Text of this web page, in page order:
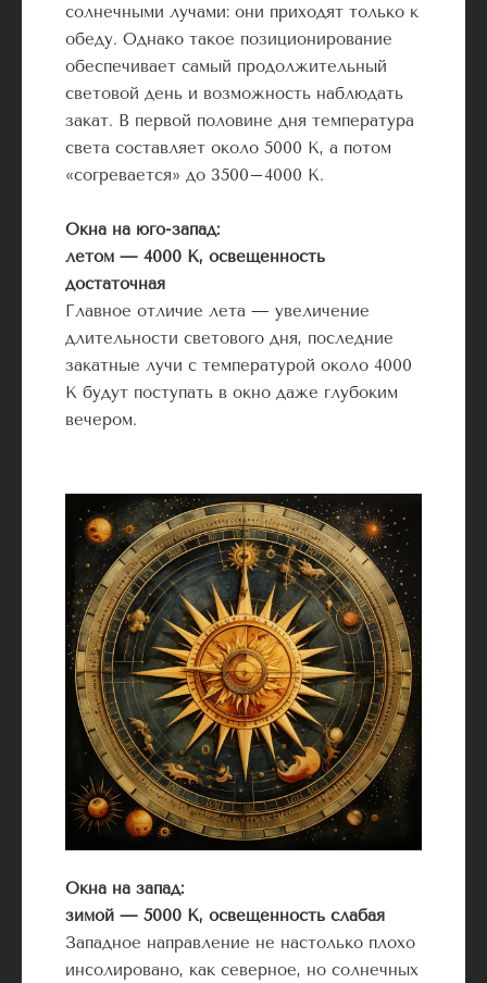
солнечными лучами: они приходят только к
обеду. Однако такое позиционирование
обеспечивает самый продолжительный
световой день и возможность наблюдать
закат. В первой половине дня температура
света составляет около 5000 К, а потом
«согревается» до 3500–4000 К.
Окна на юго-запад:
летом — 4000 К, освещенность
достаточная
Главное отличие лета — увеличение
длительности светового дня, последние
закатные лучи с температурой около 4000
К будут поступать в окно даже глубоким
вечером.
Окна на запад:
зимой — 5000 К, освещенность слабая
Западное направление не настолько плохо
инсолировано, как северное, но солнечных